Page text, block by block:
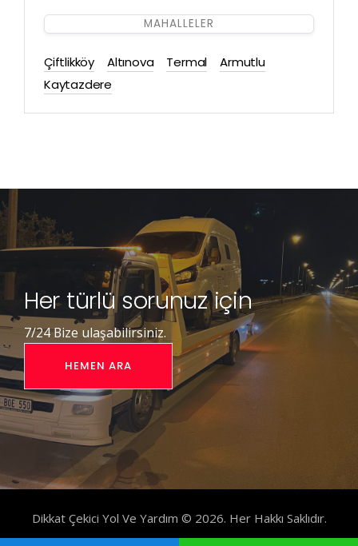
MAHALLELER
Çiftlikköy Altınova Termal
Armutlu
Kaytazdere
Her türlü sorunuz için
7/24 Bize ulaşabilirsiniz.
HEMEN ARA
Dikkat Çekici Yol Ve Yardım © 2026. Her Hakkı Saklıdır.